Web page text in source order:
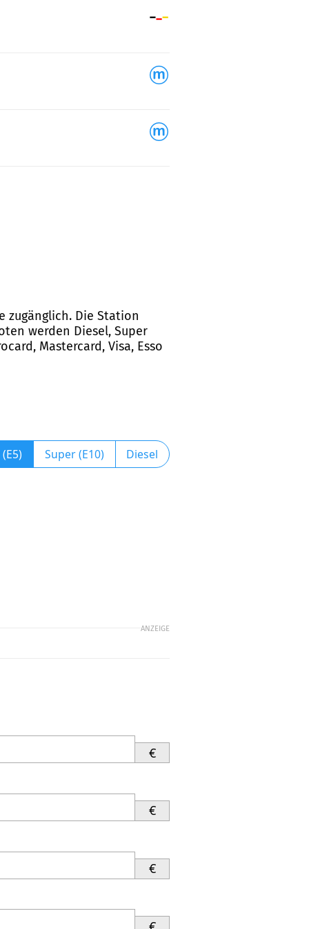
zugänglich. Die Station
werden Diesel, Super
Mastercard, Visa, Esso
Super (E10) Diesel
ANZEIGE
€
€
€